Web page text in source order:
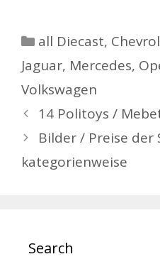
Kategorien
all Diecast,
Jaguar, Mercedes,
Volkswagen
Beitrags-
Navigation
14 Politoys /
Bilder / Preise der
kategorienweise
Search